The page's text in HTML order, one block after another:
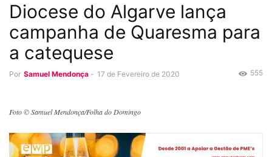
Diocese do Algarve lança
campanha de Quaresma para
a catequese
Por Samuel Mendonça - 17 de Fevereiro de 2020 555
Foto © Samuel Mendonça/Folha do Domingo